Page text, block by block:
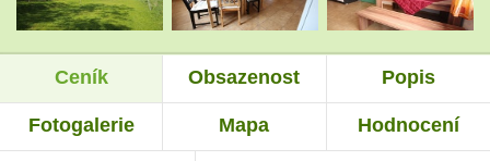
Ceník Obsazenost Popis
Fotogalerie Mapa Hodnocení